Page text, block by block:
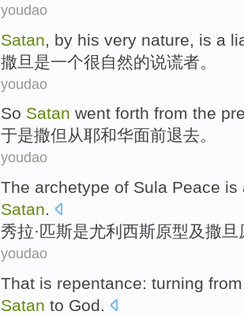
youdao
Satan , by his very nature is a
撒旦 是一个很自然的说谎者。
youdao
So Satan went forth from the
于是撒但 从耶和华面前退去。
youdao
The archetype of Sula Peace is
Satan.
秀拉·匹斯是尤利西斯原型及撒旦
youdao
That is repentance: turning from
Satan to God.